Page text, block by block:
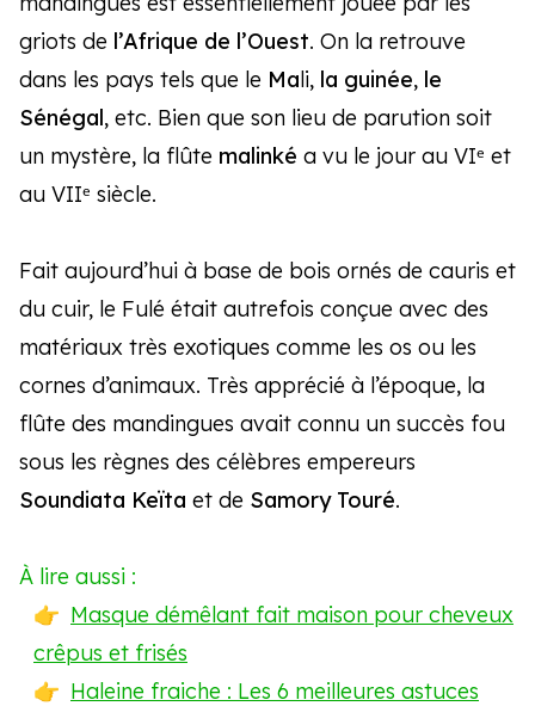
griots de l’Afrique de l’Ouest. On la retrouve
dans les pays tels que le Mali, la guinée, le
Sénégal, etc. Bien que son lieu de parution soit
un mystère, la flûte malinké a vu le jour au VIᵉ et
au VIIᵉ siècle.
Fait aujourd’hui à base de bois ornés de cauris et
du cuir, le Fulé était autrefois conçue avec des
matériaux très exotiques comme les os ou les
cornes d’animaux. Très apprécié à l’époque, la
flûte des mandingues avait connu un succès fou
sous les règnes des célèbres empereurs
Soundiata Keïta et de Samory Touré.
À lire aussi :
Masque démêlant fait maison pour cheveux
crêpus et frisés
Haleine fraiche : Les 6 meilleures astuces